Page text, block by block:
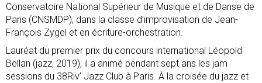
Conservatoire National Supérieur de Musique et de Danse de
Paris (CNSMDP), dans la classe d’improvisation de Jean-
François Zygel et en écriture-orchestration.
Lauréat du premier prix du concours international Léopold
Bellan (jazz, 2019), il a animé pendant sept ans les jam
sessions du 38Riv’ Jazz Club à Paris. À la croisée du jazz et